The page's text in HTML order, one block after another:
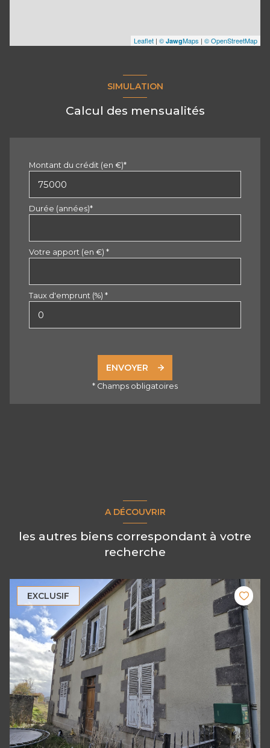
Leaflet | © JawgMaps | © OpenStreetMap
SIMULATION
Calcul des mensualités
Montant du crédit (en €)*
Durée (années)*
Votre apport (en €) *
Taux d'emprunt (%) *
ENVOYER
* Champs obligatoires
A DÉCOUVRIR
les autres biens correspondant à votre
recherche
EXCLUSIF